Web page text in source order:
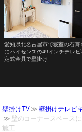
愛知県北名古屋市で寝室の石膏
にハイセンスの49インチテレビ
定式金具で壁掛け
壁掛けTV
壁掛けテレビ
壁のコーナースペース
施工